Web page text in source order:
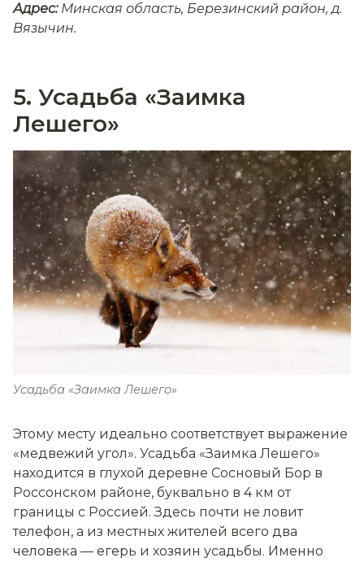
Адрес: Минская область, Березинский район, д.
Вязычин.
5. Усадьба «Заимка
Лешего»
Усадьба «Заимка Лешего»
Этому месту идеально соответствует выражение
«медвежий угол». Усадьба «Заимка Лешего»
находится в глухой деревне Сосновый Бор в
Россонском районе, буквально в 4 км от
границы с Россией. Здесь почти не ловит
телефон, а из местных жителей всего два
человека — егерь и хозяин усадьбы. Именно